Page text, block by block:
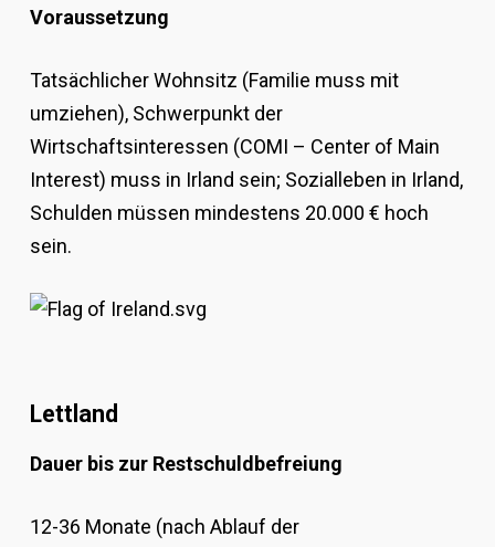
Voraussetzung
Tatsächlicher Wohnsitz (Familie muss mit
umziehen), Schwerpunkt der
Wirtschaftsinteressen (COMI – Center of Main
Interest) muss in Irland sein; Sozialleben in Irland,
Schulden müssen mindestens 20.000 € hoch
sein.
Lettland
Dauer bis zur Restschuldbefreiung
12-36 Monate (nach Ablauf der